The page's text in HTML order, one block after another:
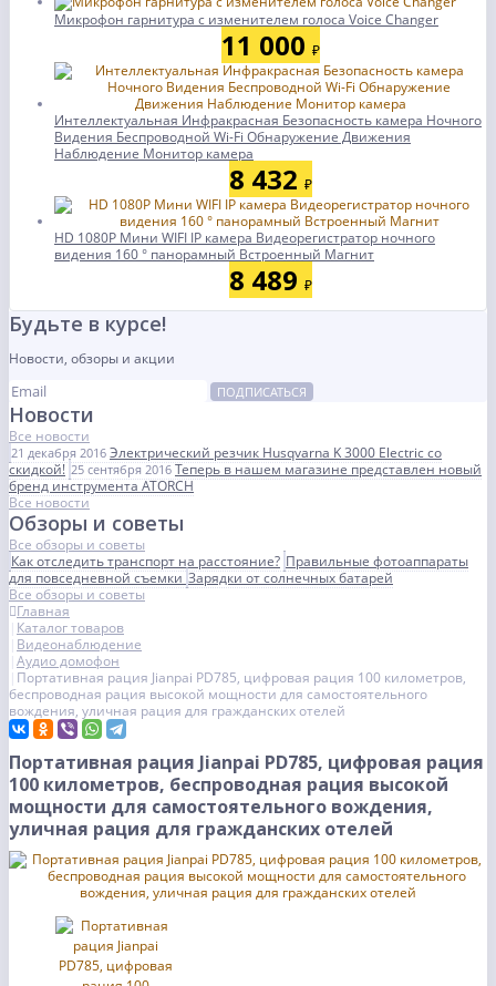
Микрофон гарнитура с изменителем голоса Voice Changer
11 000 ₽
Интеллектуальная Инфракрасная Безопасность камера Ночного
Видения Беспроводной Wi-Fi Обнаружение Движения
Наблюдение Монитор камера
8 432 ₽
HD 1080P Мини WIFI IP камера Видеорегистратор ночного
видения 160 ° панорамный Встроенный Магнит
8 489 ₽
Будьте в курсе!
Новости, обзоры и акции
ПОДПИСАТЬСЯ
Новости
Все новости
21 декабря 2016 Электрический резчик Husqvarna K 3000 Electric со
скидкой! 25 сентября 2016 Теперь в нашем магазине представлен новый
бренд инструмента ATORCH
Все новости
Обзоры и советы
Все обзоры и советы
Как отследить транспорт на расстояние? Правильные фотоаппараты
для повседневной съемкиЗарядки от солнечных батарей
Все обзоры и советы
Главная
Каталог товаров
Видеонаблюдение
Аудио домофон
Портативная рация Jianpai PD785, цифровая рация 100 километров,
беспроводная рация высокой мощности для самостоятельного
вождения, уличная рация для гражданских отелей
Портативная рация Jianpai PD785, цифровая рация
100 километров, беспроводная рация высокой
мощности для самостоятельного вождения,
уличная рация для гражданских отелей